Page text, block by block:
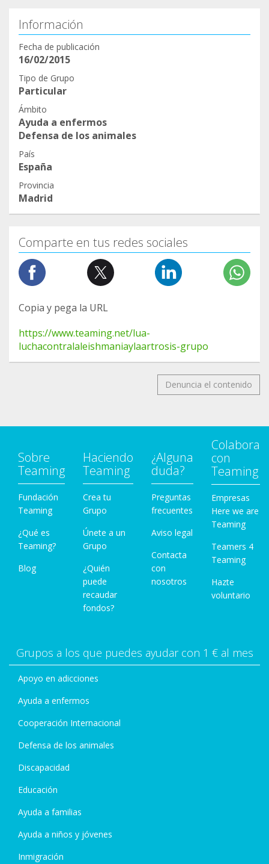
Información
Fecha de publicación
16/02/2015
Tipo de Grupo
Particular
Ámbito
Ayuda a enfermos
Defensa de los animales
País
España
Provincia
Madrid
Comparte en tus redes sociales
Copia y pega la URL
https://www.teaming.net/lua-
luchacontralaleishmaniaylaartrosis-grupo
Denuncia el contenido
Sobre
Teaming
Fundación
Teaming
¿Qué es
Teaming?
Blog
Haciendo
Teaming
Crea tu
Grupo
Únete a un
Grupo
¿Quién
puede
recaudar
fondos?
¿Alguna
duda?
Preguntas
frecuentes
Aviso legal
Contacta
con
nosotros
Colabora
con
Teaming
Empresas
Here we are
Teaming
Teamers 4
Teaming
Hazte
voluntario
Grupos a los que puedes ayudar con 1 € al mes
Apoyo en adicciones
Ayuda a enfermos
Cooperación Internacional
Defensa de los animales
Discapacidad
Educación
Ayuda a familias
Ayuda a niños y jóvenes
Inmigración